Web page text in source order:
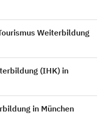
Weiterbildung
(IHK) in
in München